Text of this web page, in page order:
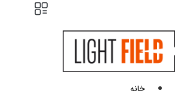
به
محتوا
خانه